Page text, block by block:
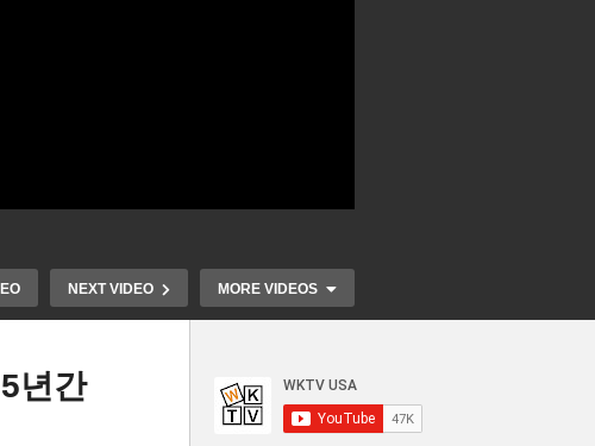
NEXT VIDEO MORE VIDEOS
년간